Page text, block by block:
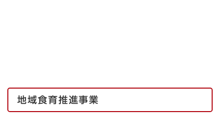
地域食育推進事業